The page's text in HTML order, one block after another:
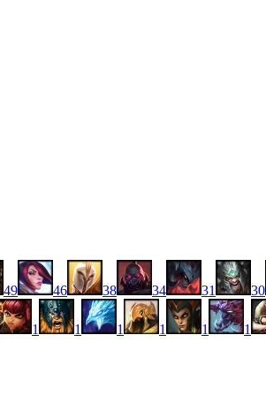
49 46 38 34 31 30
1 1 1 1 1 1